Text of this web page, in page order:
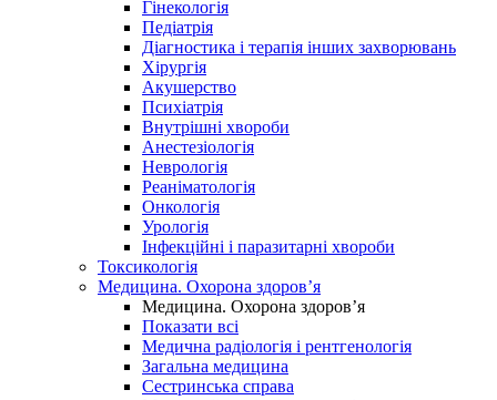
Гінекологія
Педіатрія
Діагностика і терапія інших захворювань
Хірургія
Акушерство
Психіатрія
Внутрішні хвороби
Анестезіологія
Неврологія
Реаніматологія
Онкологія
Урологія
Інфекційні і паразитарні хвороби
Токсикологія
Медицина. Охорона здоров’я
Медицина. Охорона здоров’я
Показати всі
Медична радіологія і рентгенологія
Загальна медицина
Сестринська справа